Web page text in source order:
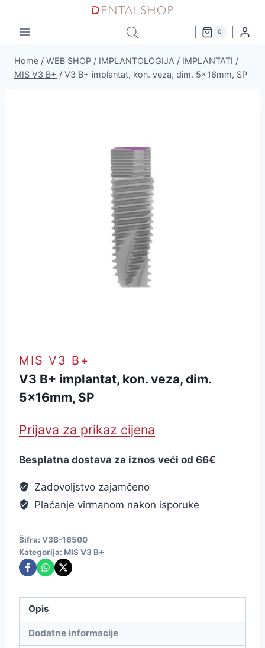
content
0
Home / WEB SHOP / IMPLANTOLOGIJA / IMPLANTATI /
MIS V3 B+ / V3 B+ implantat, kon. veza, dim. 5x16mm, SP
MIS V3 B+
V3 B+ implantat, kon. veza, dim.
5x16mm, SP
Prijava za prikaz cijena
Besplatna dostava za iznos veći od 66€
Zadovoljstvo zajamčeno
Plaćanje virmanom nakon isporuke
Šifra: V3B-16500
Kategorija: MIS V3 B+
Opis
Dodatne informacije